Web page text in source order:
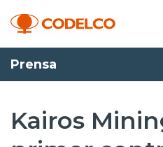
Transparencia activa
Prensa
Kairos